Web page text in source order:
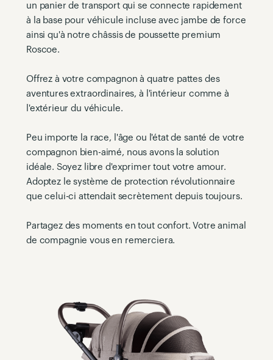
un panier de transport qui se connecte rapidement
à la base pour véhicule incluse avec jambe de force
ainsi qu'à notre châssis de poussette premium
Roscoe.
Offrez à votre compagnon à quatre pattes des
aventures extraordinaires, à l'intérieur comme à
l'extérieur du véhicule.
Peu importe la race, l'âge ou l'état de santé de votre
compagnon bien-aimé, nous avons la solution
idéale. Soyez libre d'exprimer tout votre amour.
Adoptez le système de protection révolutionnaire
que celui-ci attendait secrètement depuis toujours.
Partagez des moments en tout confort. Votre animal
de compagnie vous en remerciera.